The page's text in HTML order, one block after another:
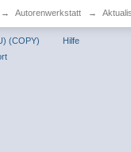
→ Autorenwerkstatt →
(COPY)
Hilfe